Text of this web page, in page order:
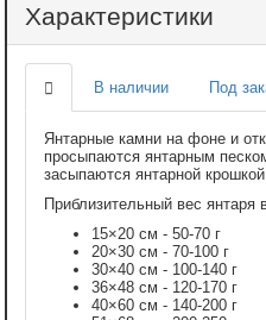
Характеристики
В наличии Под
Янтарные камни на фоне и
просыпаются янтарным
засыпаются янтарной крошкой.
Приблизительный вес янтаря
15×20 см - 50-70 г
20×30 см - 70-100 г
30×40 см - 100-140 г
36×48 см - 120-170 г
40×60 см - 140-200 г